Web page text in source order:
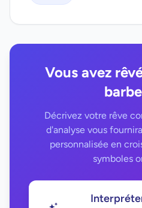
Vous avez
Décrivez votre rêve
d'analyse vous
personnalisée en
symboles